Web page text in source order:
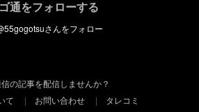
通をフォローする
の記事を配信しませんか？
て
お問い合わせ タレコミ